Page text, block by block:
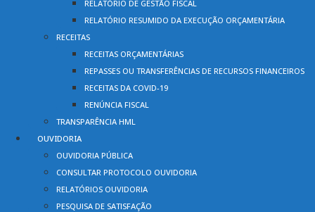
RELATÓRIO DE GESTÃO FISCAL
RELATÓRIO RESUMIDO DA EXECUÇÃO ORÇAMENTÁRIA
RECEITAS
RECEITAS ORÇAMENTÁRIAS
REPASSES OU TRANSFERÊNCIAS DE RECURSOS FINANCEIROS
RECEITAS DA COVID-19
RENÚNCIA FISCAL
TRANSPARÊNCIA HML
OUVIDORIA
OUVIDORIA PÚBLICA
CONSULTAR PROTOCOLO OUVIDORIA
RELATÓRIOS OUVIDORIA
PESQUISA DE SATISFAÇÃO